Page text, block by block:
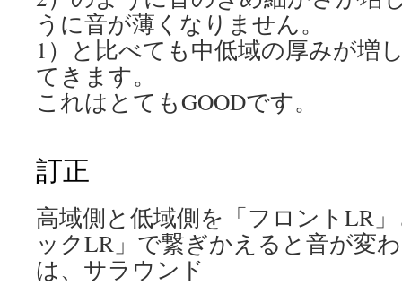
うに音が薄くなりません。
1）と比べても中低域の厚みが増
てきます。
これはとてもGOODです。
訂正
高域側と低域側を「フロントLR
ックLR」で繋ぎかえると音が変
は、サラウンド